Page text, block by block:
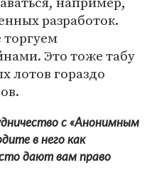
разработок.
Это тоже табу
лотов гораздо
с «Анонимным
в него как
дают вам право